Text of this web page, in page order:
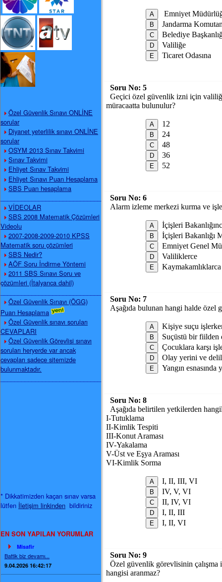
Özel Güvenlik Sınavı ONLİNE
sorular
Diyanet yeterlilik sınavı ONLİNE
sorular
OSYM 2013 Sınav Takvimi
Sınav Takvimi
Ehliyet Sınav Takvimi
Ehliyet Sınavı Puan Hesaplama
SBS Puan hesaplama
VİDEOLAR
SBS 2008 Matematik Çözümleri
Videolu
2007-2008-2009-2010 KPSS
Matematik soru çözümleri
SBS Nedir?
AÖF Soru İndirme Yöntemi
2011 SBS Sınavı Soru ve
çözümleri (İtalyanca dahil)
Özel Güvenlik Sınavı (ÖGG)
Puan Hesaplama
Özel Güvenlik sınavı soruları
CEVAPLARI
Özel Güvenlik Görevlisi sınavı
soruları heryerde var ancak
cevapları sadece sitemizde
bulunmaktadır.
* Dikkatimizden kaçan sınav varsa
lütfen İletişim linkinden bildiriniz
EN SON YAPILAN YORUMLAR
Misafir
Battik biz devamı...
9.04.2026 16:42:17
Emniyet
Jandarma
Belediye
Valiliğe
Ticaret Odasına
Soru No: 5
Geçici özel güvenlik izni için
müracaatta bulunulur?
12
24
48
36
52
Soru No: 6
Alarm izleme merkezi kurma ve
İçişleri
İçişleri Bakanlığı
Emniyet Genel
Valiliklerce
Kaymakamlıklarca
Soru No: 7
Aşağıda bulunan hangi halde özel
Kişiye suçu
Suçüstü bir fiilden
Çocuklara karşı
Olay yerini ve
Yangın
Soru No: 8
Aşağıda belirtilen yetkilerden
I-Tutuklama
II-Kimlik Tespiti
III-Konut Araması
IV-Yakalama
V-Üst ve Eşya Araması
VI-Kimlik Sorma
I, II, III, VI
IV, V, VI
II, IV, VI
I, II, III
I, II, VI
Soru No: 9
Özel güvenlik görevlisinin çalışma
hangisi aranmaz?